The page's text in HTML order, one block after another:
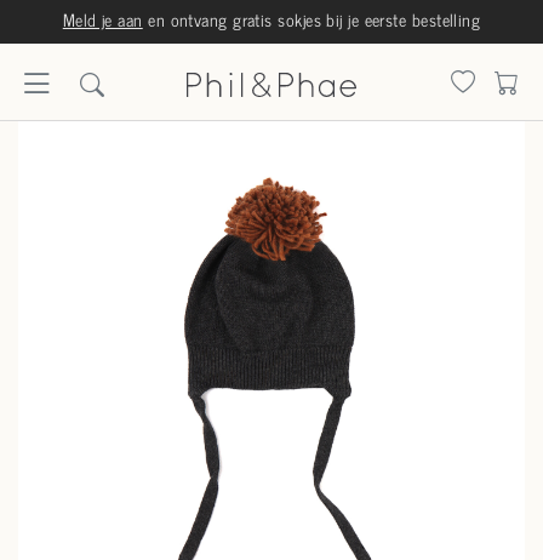
Meld je aan en ontvang gratis sokjes bij je eerste bestelling